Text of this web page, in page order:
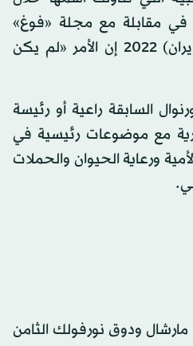
في مقابلة مع مجلة «فوغ»
البريطانية في يونيو (حزيران) 2022 إن الأمر «لم يكن
السابقة راعية أو رئيسة
خيرية مع موضوعات رئيسية في
ورعاية الحيوان والحملات
مارشال ودوق نورفولك الثامن